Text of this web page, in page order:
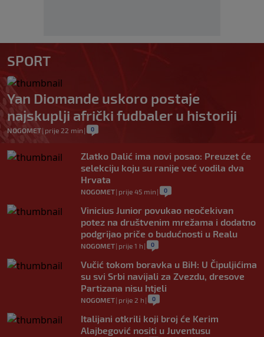
SPORT
Yan Diomande uskoro postaje
najskuplji afrički fudbaler u historiji
NOGOMET| prije 22 min | 0
Zlatko Dalić ima novi posao: Preuzet će
selekciju koju su ranije već vodila dva
Hrvata
NOGOMET| prije 45 min | 0
Vinicius Junior povukao neočekivan
potez na društvenim mrežama i dodatno
podgrijao priče o budućnosti u Realu
NOGOMET| prije 1 h | 0
Vučić tokom boravka u BiH: U Čipuljićima
su svi Srbi navijali za Zvezdu, dresove
Partizana nisu htjeli
NOGOMET| prije 2 h | 0
Italijani otkrili koji broj će Kerim
Alajbegović nositi u Juventusu